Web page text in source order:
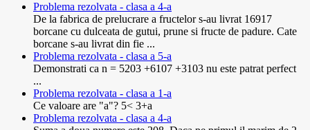
Problema rezolvata - clasa a 4-a
De la fabrica de prelucrare a fructelor s-au livrat 16917
borcane cu dulceata de gutui, prune si fructe de padure. Cate
borcane s-au livrat din fie ...
Problema rezolvata - clasa a 5-a
Demonstrati ca n = 5203 +6107 +3103 nu este patrat perfect
...
Problema rezolvata - clasa a 1-a
Ce valoare are "a"? 5< 3+a
Problema rezolvata - clasa a 4-a